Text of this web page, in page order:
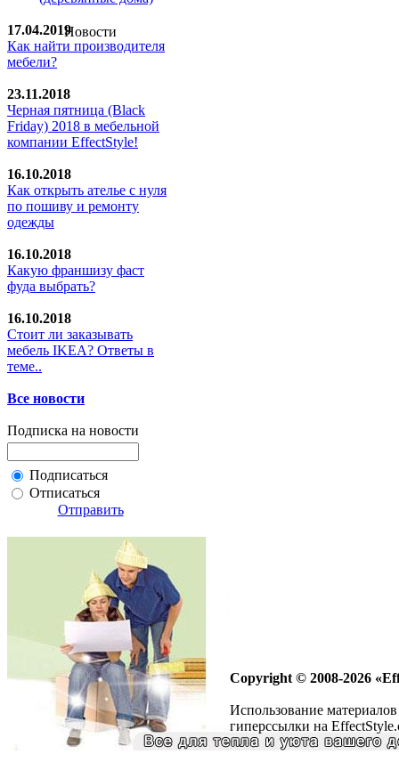
Новости
17.04.2019
Как найти производителя
мебели?
23.11.2018
Черная пятница (Black
Friday) 2018 в мебельной
компании EffectStyle!
16.10.2018
Как открыть ателье с нуля
по пошиву и ремонту
одежды
16.10.2018
Какую франшизу фаст
фуда выбрать?
16.10.2018
Стoит ли заказывать
мебель IKEA? Ответы в
теме..
Все новости
Подписка на новости
Подписаться
Отписаться
Отправить
Copyright © 2008-2026
Использование
гиперссылки на